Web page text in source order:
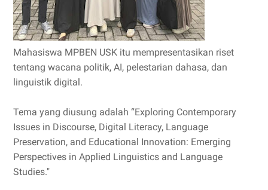
Mahasiswa MPBEN USK itu mempresentasikan riset
tentang wacana politik, AI, pelestarian dahasa, dan
linguistik digital.
Tema yang diusung adalah “Exploring Contemporary
Issues in Discourse, Digital Literacy, Language
Preservation, and Educational Innovation: Emerging
Perspectives in Applied Linguistics and Language
Studies."